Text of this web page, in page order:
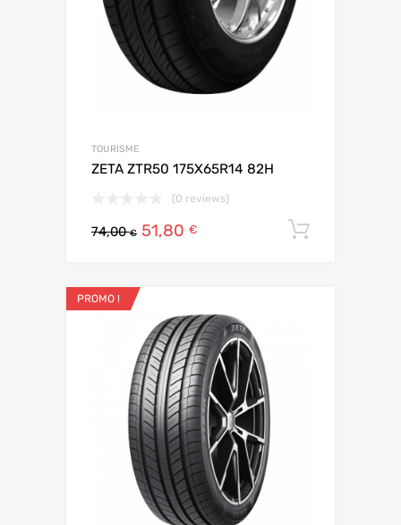
TOURISME
ZETA ZTR50 175X65R14 82H
(0 reviews)
74,00€ 51,80 €
PROMO !